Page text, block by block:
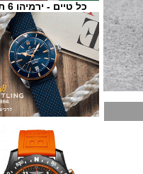
כל טיים - ירמיהו 6 ת"א